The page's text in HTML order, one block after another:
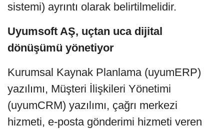
sistemi) ayrıntı olarak belirtilmelidir.
Uyumsoft AŞ, uçtan uca dijital
dönüşümü yönetiyor
Kurumsal Kaynak Planlama (uyumERP)
yazılımı, Müşteri İlişkileri Yönetimi
(uyumCRM) yazılımı, çağrı merkezi
hizmeti, e-posta gönderimi hizmeti veren